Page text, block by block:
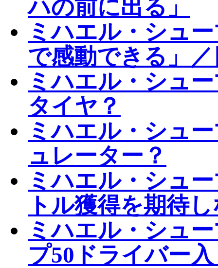
ハの前に出る」
ミハエル・シュ
で感動できる」
ミハエル・シュ
タイヤ？
ミハエル・シュ
ュレーター？
ミハエル・シュ
トル獲得を期待
ミハエル・シュ
プ50ドライバー